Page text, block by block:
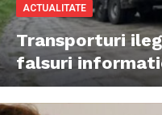
ACTUALITATE
Transporturi
falsuri